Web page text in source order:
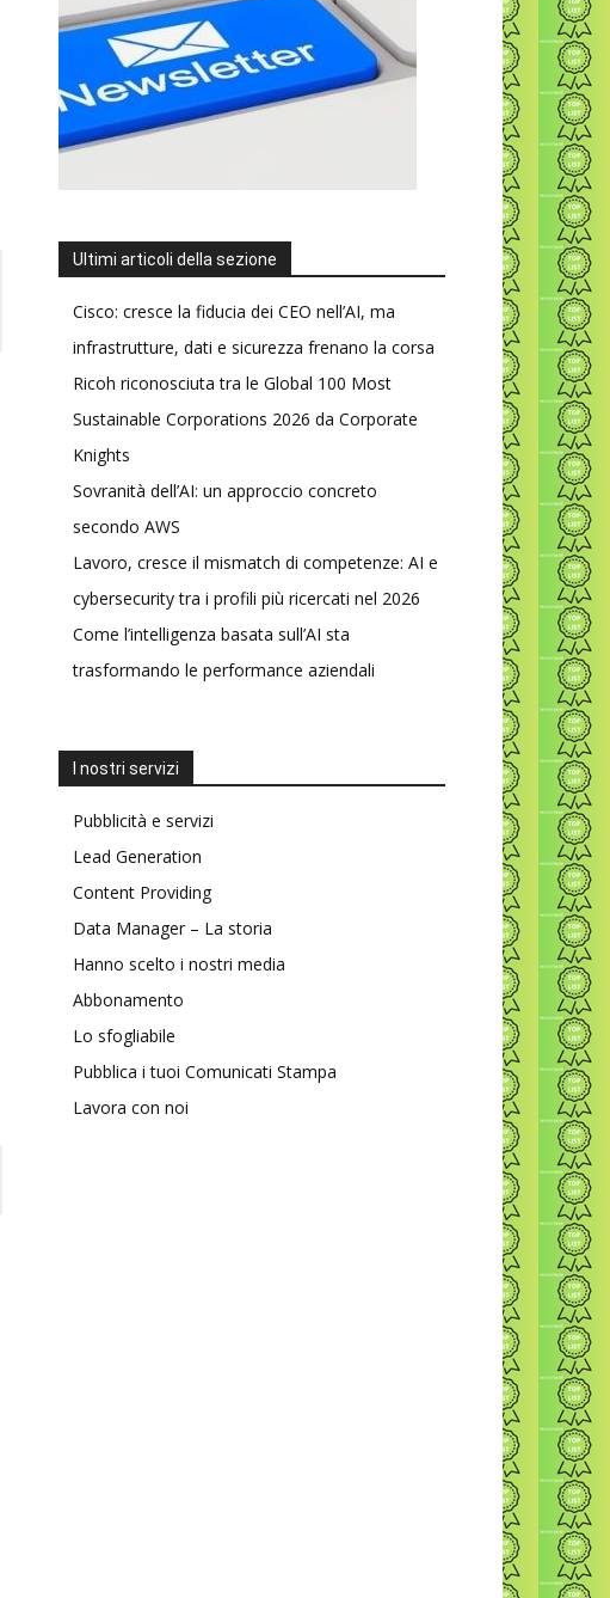
Ultimi articoli della sezione
Cisco: cresce la fiducia dei CEO nell’AI, ma
infrastrutture, dati e sicurezza frenano la corsa
Ricoh riconosciuta tra le Global 100 Most
Sustainable Corporations 2026 da Corporate
Knights
Sovranità dell’AI: un approccio concreto
secondo AWS
Lavoro, cresce il mismatch di competenze: AI e
cybersecurity tra i profili più ricercati nel 2026
Come l’intelligenza basata sull’AI sta
trasformando le performance aziendali
I nostri servizi
Pubblicità e servizi
Lead Generation
Content Providing
Data Manager – La storia
Hanno scelto i nostri media
Abbonamento
Lo sfogliabile
Pubblica i tuoi Comunicati Stampa
Lavora con noi